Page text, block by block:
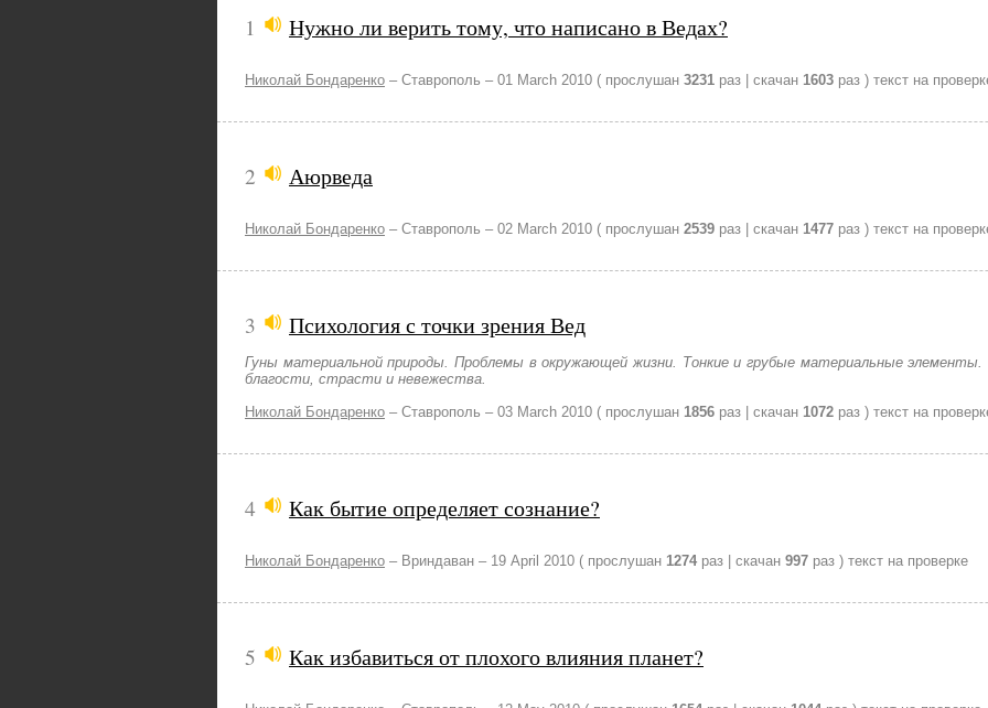
1 Нужно ли верить тому, что написано в Ведах?
Николай Бондаренко – Ставрополь – 01 March 2010 ( прослушан 3231 раз | скачан 1603 раз ) текст на
2 Аюрведа
Николай Бондаренко – Ставрополь – 02 March 2010 ( прослушан 2539 раз | скачан 1477 раз ) текст на
3 Психология с точки зрения Вед
Гуны материальной природы. Проблемы в окружающей жизни. Тонкие и грубые материальные элементы.
благости, страсти и невежества.
Николай Бондаренко – Ставрополь – 03 March 2010 ( прослушан 1856 раз | скачан 1072 раз ) текст на
4 Как бытие определяет сознание?
Николай Бондаренко – Вриндаван – 19 April 2010 ( прослушан 1274 раз | скачан 997 раз ) текст на проверке
5 Как избавиться от плохого влияния планет?